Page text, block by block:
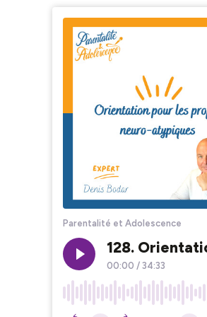
Parentalité et Adolescence
128.
00:00 / 34:33